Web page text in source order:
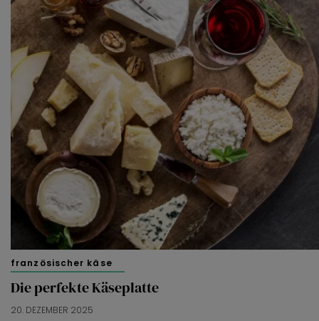
französischer käse
Die perfekte Käseplatte
20. DEZEMBER 2025